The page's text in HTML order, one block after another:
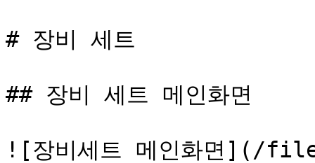
# 장비 세트
## 장비 세트 메인화면
![장비세트 메인화면](/